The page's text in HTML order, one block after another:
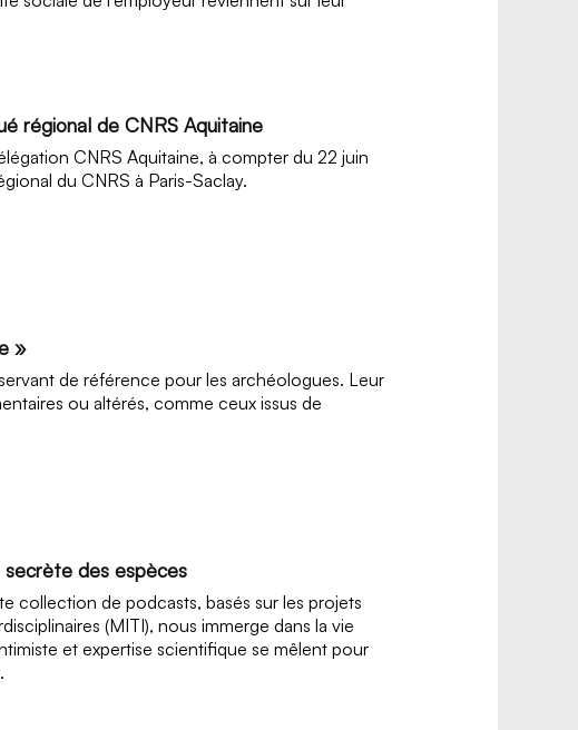
régional de CNRS Aquitaine
CNRS Aquitaine, à compter du 22 juin
du CNRS à Paris-Saclay.
»
de référence pour les archéologues. Leur
ou altérés, comme ceux issus de
secrète des espèces
collection de podcasts, basés sur les projets
(MITI), nous immerge dans la vie
et expertise scientifique se mêlent pour